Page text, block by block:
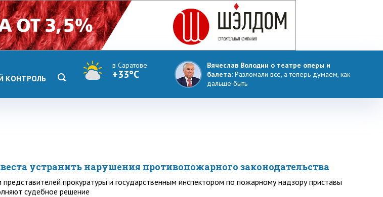
КОНТРОЛЬ
в Саратове
+33°C
Вячеслав Володин о театре оперы и
балета: Разломали все, а теперь думаем, как
дальше быть
устранить нарушения противопожарного законодательства
прокуратуры и государственным инспектором по пожарному надзору приставы
судебное решение